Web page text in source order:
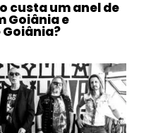
custa um anel de
Goiânia e